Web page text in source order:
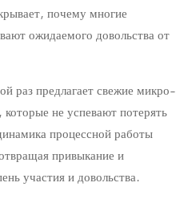
почему многие
ожидаемого довольства от
раз предлагает свежие микро-
не успевают потерять
процессной работы
привыкание и
участия и довольства.